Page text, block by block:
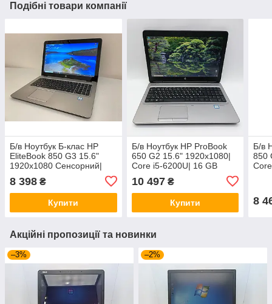
Подібні товари компанії
Б/в Ноутбук Б-клас HP
EliteBook 850 G3 15.6"
1920x1080 Сенсорний|
Core i5-6300U| 8 GB RAM|
240 GB SSD| HD 520
8 398 ₴
Купити
Б/в Ноутбук HP ProBook
650 G2 15.6" 1920x1080|
Core i5-6200U| 16 GB
RAM| 256 GB SSD| HD 520
10 497₴
Купити
Б/в
850
8
Акційні пропозиції та новинки
–3% –2%